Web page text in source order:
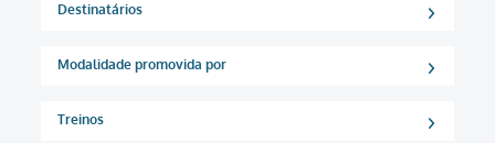
Destinatários
Modalidade promovida por
Treinos